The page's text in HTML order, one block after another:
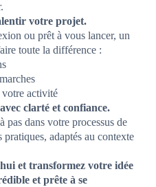
votre projet.
ou prêt à vous lancer, un
toute la différence :
votre activité
clarté et confiance.
pas dans votre processus de
adaptés au contexte
et transformez votre idée
et prête à se